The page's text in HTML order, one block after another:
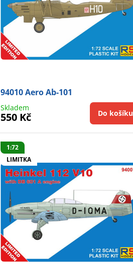
94010 Aero Ab-101
Skladem
550 Kč Do košíku
1:72
LIMITKA